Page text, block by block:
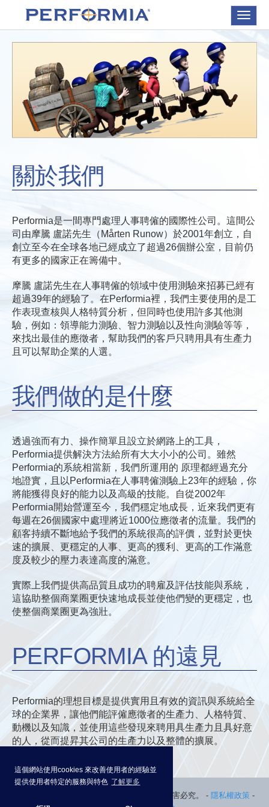
這個網站使用cookies 來改善使用者的經驗並
提供使用者特定的服務與特色 了解更多
Toggle
關於我們
Performia是一間專門處理人事聘僱的國際性公司。這間公
司由摩騰 盧諾先生（Mårten Runow）於2001年創立，自
創立至今在全球各地已經成立了超過26個辦公室，目前仍
有更多的國家正在籌備中。
摩騰 盧諾先生在人事聘僱的領域中使用測驗來招募已經有
超過39年的經驗了。在Performia裡，我們主要使用的是工
作表現查核與人格特質分析，但同時也使用許多其他測
驗，例如：領導能力測驗、智力測驗以及性向測驗等等，
來找出最佳的應徵者，幫助我們的客戶只聘用具有生產力
且可以幫助企業的人選。
我們做的是什麼
透過強而有力、操作簡單且設立於網路上的工具，
Performia提供解決方法給所有大大小小的公司。雖然
Performia的系統相當新，我們所運用的 原理都經過充分
地證實，且以Performia在人事聘僱測驗上23年的經驗，你
將能獲得良好的能力以及高級的技能。自從2002年
Performia開始營運至今，我們穩定地成長，近來我們更有
每週在26個國家中處理將近1000位應徵者的流量。我們的
顧客持續不斷地給予我們的系統很高的評價，並對於更快
速的擴展、更穩定的人事、更高的獲利、更高的工作滿意
度及較少的壓力表達高度的滿意。
實際上我們提供高品質且成功的聘雇及評估技能與系統，
這協助整個商業圈更快速地成長並使他們變的更穩定，也
使整個商業圈更為強壯。
PERFORMIA 的遠見
Performia的理想目標是提供實用且有效的資訊與系統給全
球的企業界，讓他們能評僱應徵者的生產力、人格特質、
動機以及知識，並使用這些發現來聘用具生產力且具好意
的人，從而提昇其公司的生產力以及整體的擴展。
2026 Performia International. 有著作權，侵害必究。 - 隱私權政策 -